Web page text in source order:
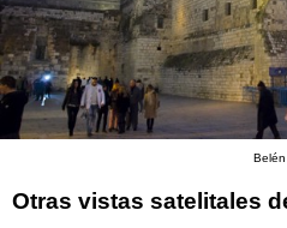
Belén
Otras vistas satelitales